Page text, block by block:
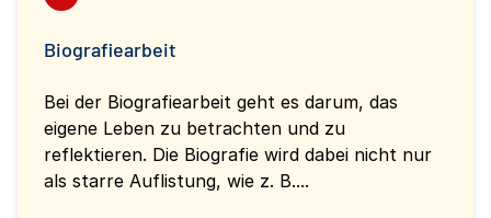
Biografiearbeit
Bei der Biografiearbeit geht es darum, das
eigene Leben zu betrachten und zu
reflektieren. Die Biografie wird dabei nicht nur
als starre Auflistung, wie z. B....